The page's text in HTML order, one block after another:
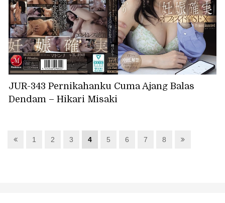
JUR-343 Pernikahanku Cuma Ajang Balas
Dendam – Hikari Misaki
1 2 3 4 5 6 7 8